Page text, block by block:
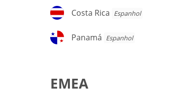
Costa
Costa Rica Espanhol
Panamá
Panamá Espanhol
EMEA